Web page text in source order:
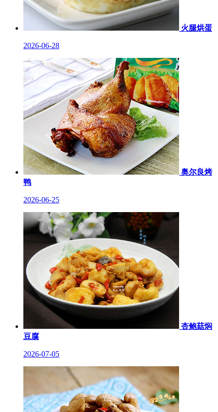
火腿烘蛋
2026-06-28
奥尔良烤
鸭
2026-06-25
杏鲍菇焖
豆腐
2026-07-05